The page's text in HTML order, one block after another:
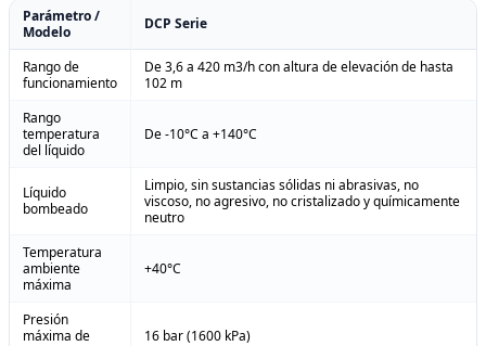
Parámetro /
Modelo
DCP Serie
Rango de
funcionamiento
De 3,6 a 420 m3/h con altura de elevación de hasta
102 m
Rango
temperatura
del líquido
De -10°C a +140°C
Líquido
bombeado
Limpio, sin sustancias sólidas ni abrasivas, no
viscoso, no agresivo, no cristalizado y químicamente
neutro
Temperatura
ambiente
máxima
+40°C
Presión
máxima de
16 bar (1600 kPa)